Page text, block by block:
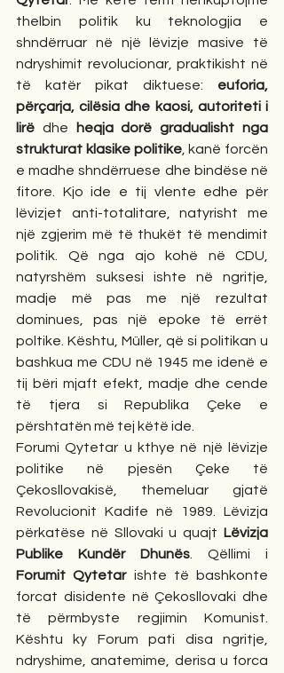
thelbin politik ku teknologjia e
shndërruar në një lëvizje masive të
ndryshimit revolucionar, praktikisht në
të katër pikat diktuese: euforia,
përçarja, cilësia dhe kaosi, autoriteti i
lirë dhe
heqja dorë gradualisht nga
strukturat klasike politike, kanë forcën
e madhe shndërruese dhe bindëse në
fitore. Kjo ide e tij vlente edhe për
lëvizjet anti-totalitare, natyrisht me
një zgjerim më të thukët të mendimit
politik. Që nga ajo kohë në CDU,
natyrshëm suksesi ishte në ngritje,
madje më pas me një rezultat
dominues, pas një epoke të errët
poltike. Kështu, Müller, që si politikan u
bashkua me CDU në 1945 me idenë e
tij bëri mjaft efekt, madje dhe cende
të tjera si Republika Çeke e
përshtatën më tej këtë ide.
Forumi Qytetar u kthye në një lëvizje
politike në pjesën Çeke të
Çekosllovakisë, themeluar gjatë
Revolucionit Kadife në 1989. Lëvizja
përkatëse në Sllovaki u quajt Lëvizja
Publike Kundër Dhunës
Forumit Qytetar ishte të bashkonte
forcat disidente në Çekosllovaki dhe
të përmbyste regjimin Komunist.
Kështu ky Forum pati disa ngritje,
ndryshime, anatemime, derisa u forca